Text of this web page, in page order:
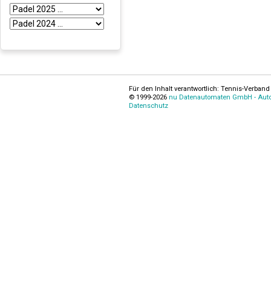
Für den Inhalt verantwortlich: Tennis-
© 1999-2026 nu Datenautomaten GmbH -
Datenschutz